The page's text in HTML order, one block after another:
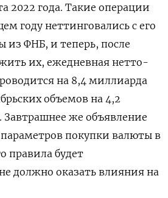
2022 года. Такие операции
году неттинговались с его
ФНБ, и теперь, после
их, ежедневная нетто-
на 8,4 миллиарда
объемов на 4,2
Завтрашнее же объявление
покупки валюты в
правила будет
должно оказать влияния на